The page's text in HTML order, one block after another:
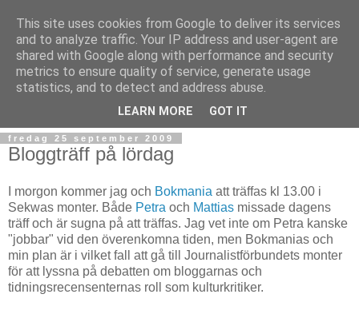
fredag 25 september 2009
Bloggträff på lördag
I morgon kommer jag och Bokmania att träffas kl 13.00 i
Sekwas monter. Både Petra och Mattias missade dagens
träff och är sugna på att träffas. Jag vet inte om Petra kanske
"jobbar" vid den överenkomna tiden, men Bokmanias och
min plan är i vilket fall att gå till Journalistförbundets monter
för att lyssna på debatten om bloggarnas och
tidningsrecensenternas roll som kulturkritiker.
This site uses cookies from Google to deliver its services
and to analyze traffic. Your IP address and user-agent are
shared with Google along with performance and security
metrics to ensure quality of service, generate usage
statistics, and to detect and address abuse.
LEARN MORE GOT IT